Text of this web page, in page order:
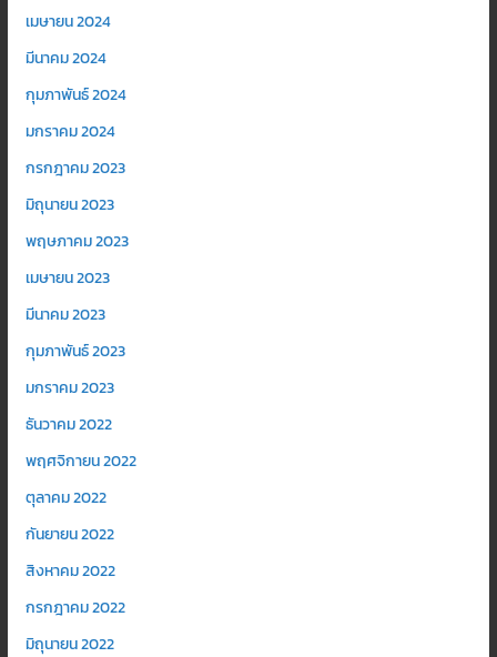
เมษายน 2024
มีนาคม 2024
กุมภาพันธ์ 2024
มกราคม 2024
กรกฎาคม 2023
มิถุนายน 2023
พฤษภาคม 2023
เมษายน 2023
มีนาคม 2023
กุมภาพันธ์ 2023
มกราคม 2023
ธันวาคม 2022
พฤศจิกายน 2022
ตุลาคม 2022
กันยายน 2022
สิงหาคม 2022
กรกฎาคม 2022
มิถุนายน 2022